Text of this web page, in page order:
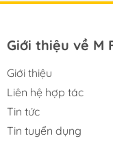
Giới thiệu về M
Giới thiệu
Liên hệ hợp tác
Tin tức
Tin tuyển dụng